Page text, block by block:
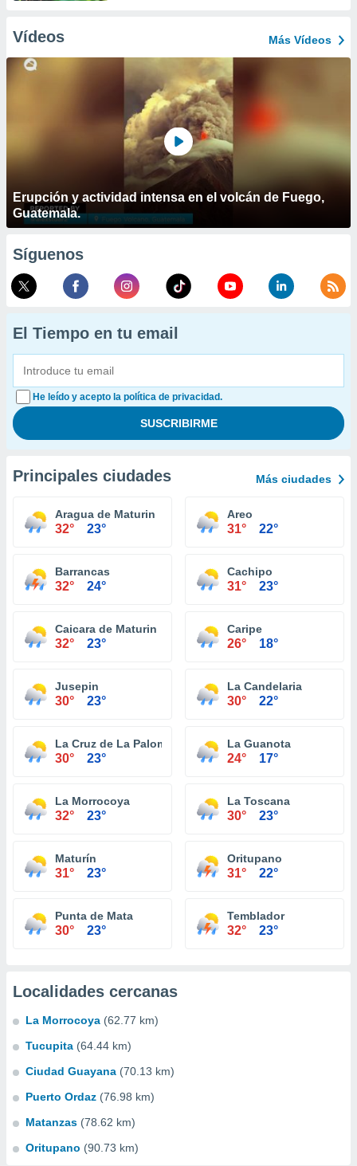
Vídeos Más Vídeos
Erupción y actividad intensa en el volcán de Fuego,
Guatemala.
Síguenos
El Tiempo en tu email
He leído y acepto la política de privacidad.
Principales ciudades Más ciudades
Aragua de Maturin
32° 23°
Areo
31° 22°
Barrancas
32° 24°
Cachipo
31° 23°
Caicara de Maturin
32° 23°
Caripe
26° 18°
Jusepin
30° 23°
La Candelaria
30° 22°
La Cruz de La Paloma
30° 23°
La Guanota
24° 17°
La Morrocoya
32° 23°
La Toscana
30° 23°
Maturín
31° 23°
Oritupano
31° 22°
Punta de Mata
30° 23°
Temblador
32° 23°
Localidades cercanas
La Morrocoya (62.77 km)
Tucupita (64.44 km)
Ciudad Guayana (70.13 km)
Puerto Ordaz (76.98 km)
Matanzas (78.62 km)
Oritupano (90.73 km)